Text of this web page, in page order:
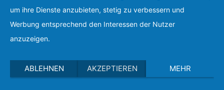
um ihre Dienste anzubieten, stetig zu verbessern und
Werbung entsprechend den Interessen der Nutzer
anzuzeigen.
ABLEHNEN AKZEPTIEREN MEHR